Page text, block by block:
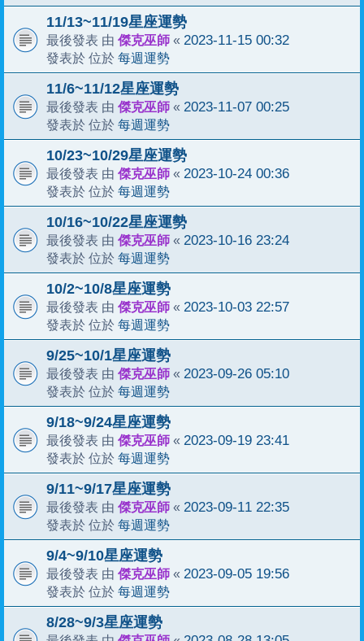
11/13~11/19星座運勢
最後發表 由 傑克巫師 « 2023-11-15 00:32
發表於 位於 每週運勢
11/6~11/12星座運勢
最後發表 由 傑克巫師 « 2023-11-07 00:25
發表於 位於 每週運勢
10/23~10/29星座運勢
最後發表 由 傑克巫師 « 2023-10-24 00:36
發表於 位於 每週運勢
10/16~10/22星座運勢
最後發表 由 傑克巫師 « 2023-10-16 23:24
發表於 位於 每週運勢
10/2~10/8星座運勢
最後發表 由 傑克巫師 « 2023-10-03 22:57
發表於 位於 每週運勢
9/25~10/1星座運勢
最後發表 由 傑克巫師 « 2023-09-26 05:10
發表於 位於 每週運勢
9/18~9/24星座運勢
最後發表 由 傑克巫師 « 2023-09-19 23:41
發表於 位於 每週運勢
9/11~9/17星座運勢
最後發表 由 傑克巫師 « 2023-09-11 22:35
發表於 位於 每週運勢
9/4~9/10星座運勢
最後發表 由 傑克巫師 « 2023-09-05 19:56
發表於 位於 每週運勢
8/28~9/3星座運勢